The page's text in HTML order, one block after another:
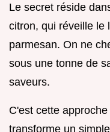
Le secret réside
citron, qui réveille le
parmesan. On ne
sous une tonne de
saveurs.
C'est cette
transforme un